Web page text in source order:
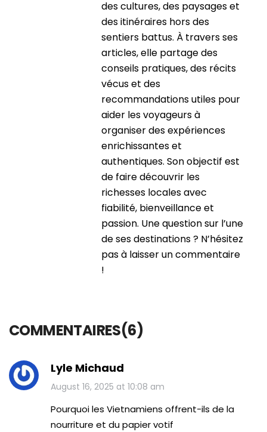
des cultures, des paysages et
des itinéraires hors des
sentiers battus. À travers ses
articles, elle partage des
conseils pratiques, des récits
vécus et des
recommandations utiles pour
aider les voyageurs à
organiser des expériences
enrichissantes et
authentiques. Son objectif est
de faire découvrir les
richesses locales avec
fiabilité, bienveillance et
passion. Une question sur l’une
de ses destinations ? N’hésitez
pas à laisser un commentaire
!
COMMENTAIRES(6)
Lyle Michaud
August 16, 2025 at 10:08 am
Pourquoi les Vietnamiens offrent-ils de la
nourriture et du papier votif